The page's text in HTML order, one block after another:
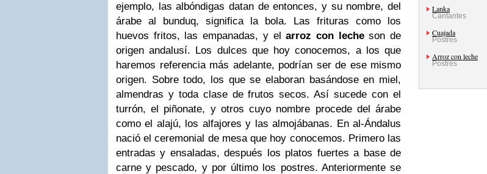
ejemplo, las albóndigas datan de entonces, y su nombre, del
árabe al bunduq, significa la bola. Las frituras como los
huevos fritos, las empanadas, y elarroz con lecheson de
origen andalusí. Los dulces que hoy conocemos, a los que
haremos referencia más adelante, podrían ser de ese mismo
origen. Sobre todo, los que se elaboran basándose en miel,
almendras y toda clase de frutos secos. Así sucede con el
turrón, el piñonate, y otros cuyo nombre procede del árabe
como el alajú, los alfajores y las almojábanas. En al-Ándalus
nació el ceremonial de mesa que hoy conocemos. Primero las
entradas y ensaladas, después los platos fuertes a base de
carne y pescado, y por último los postres. Anteriormente se
Lanka
Cantantes
Cuajada
Postres
Arroz con leche
Postres